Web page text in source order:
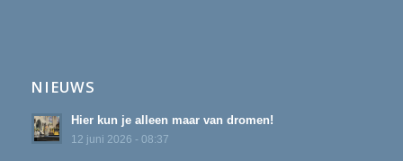
NIEUWS
Hier kun je alleen maar van dromen!
12 juni 2026 - 08:37